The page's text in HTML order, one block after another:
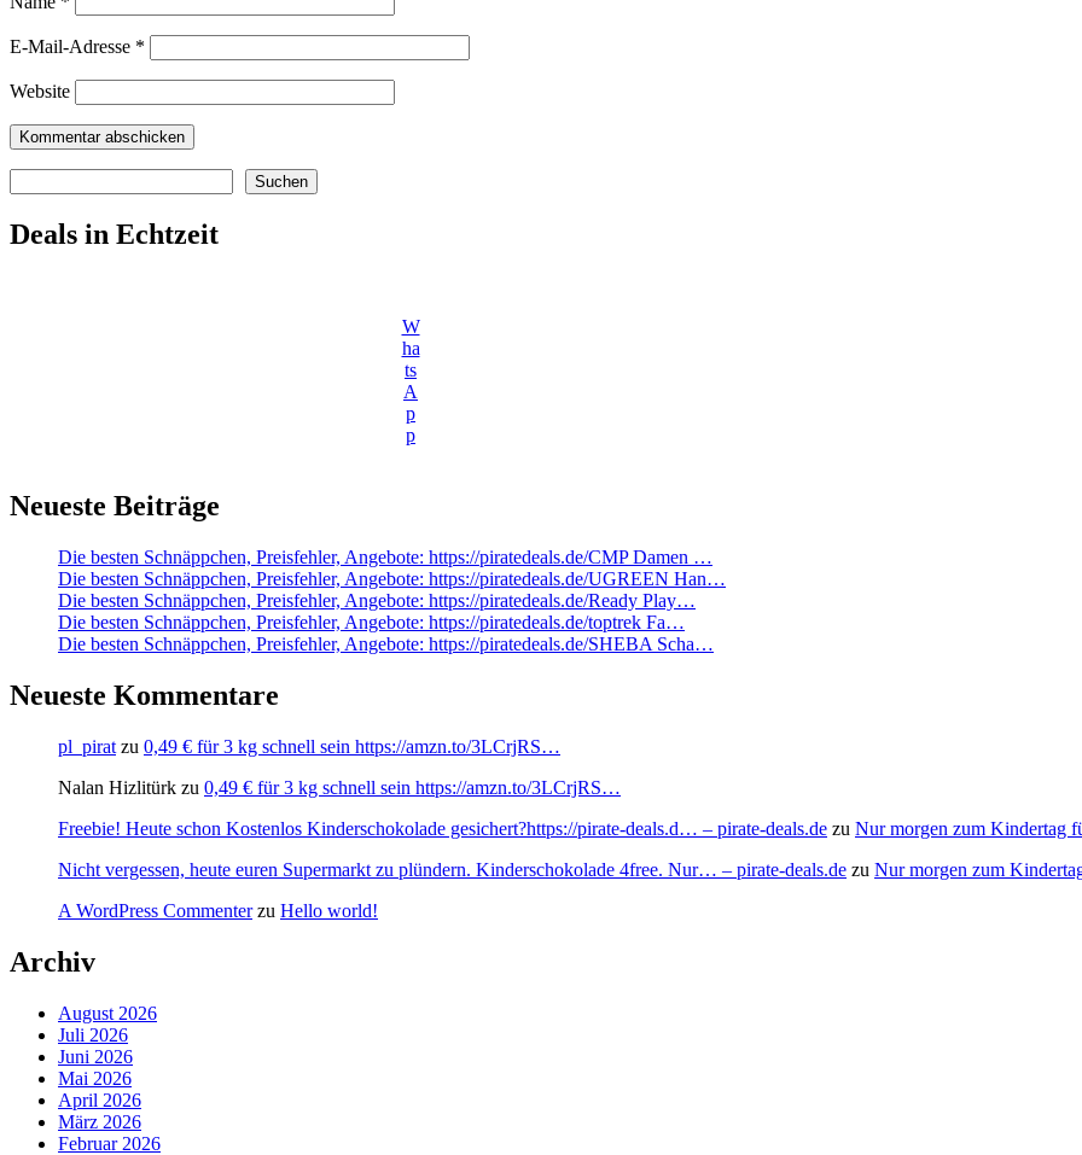
E-Mail-Adresse *
Website
Suchen
Deals in Echtzeit
W
ha
ts
A
p
p
Neueste Beiträge
Die besten Schnäppchen, Preisfehler, Angebote: https://piratedeals.de/CMP Damen …
Die besten Schnäppchen, Preisfehler, Angebote: https://piratedeals.de/UGREEN Han…
Die besten Schnäppchen, Preisfehler, Angebote: https://piratedeals.de/Ready Play…
Die besten Schnäppchen, Preisfehler, Angebote: https://piratedeals.de/toptrek Fa…
Die besten Schnäppchen, Preisfehler, Angebote: https://piratedeals.de/SHEBA Scha…
Neueste Kommentare
pl_pirat zu 0,49 € für 3 kg schnell sein https://amzn.to/3LCrjRS…
Nalan Hizlitürk zu 0,49 € für 3 kg schnell sein https://amzn.to/3LCrjRS…
Freebie! Heute schon Kostenlos Kinderschokolade gesichert?https://pirate-deals.d… – pirate-deals.de zu Nur morgen zum Kindertag
Nicht vergessen, heute euren Supermarkt zu plündern. Kinderschokolade 4free. Nur… – pirate-deals.de zu Nur morgen zum
A WordPress Commenterzu Hello world!
Archiv
August 2026
Juli 2026
Juni 2026
Mai 2026
April 2026
März 2026
Februar 2026